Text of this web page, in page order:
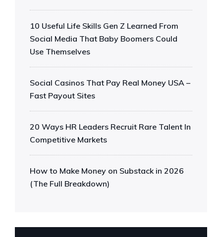
10 Useful Life Skills Gen Z Learned From
Social Media That Baby Boomers Could
Use Themselves
Social Casinos That Pay Real Money USA –
Fast Payout Sites
20 Ways HR Leaders Recruit Rare Talent In
Competitive Markets
How to Make Money on Substack in 2026
(The Full Breakdown)